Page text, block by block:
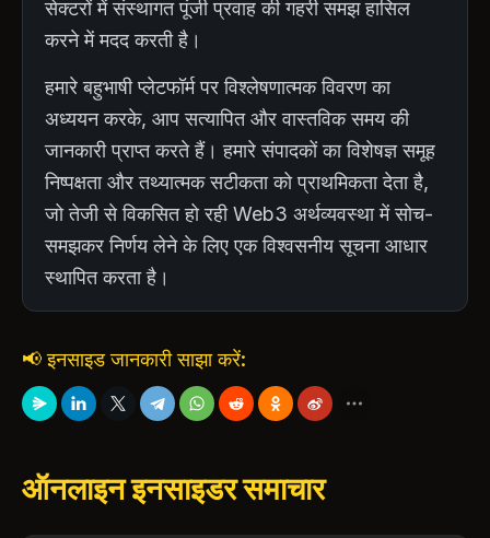
सेक्टरों में संस्थागत पूंजी प्रवाह की गहरी समझ हासिल
करने में मदद करती है।
हमारे बहुभाषी प्लेटफॉर्म पर विश्लेषणात्मक विवरण का
अध्ययन करके, आप सत्यापित और वास्तविक समय की
जानकारी प्राप्त करते हैं। हमारे संपादकों का विशेषज्ञ समूह
निष्पक्षता और तथ्यात्मक सटीकता को प्राथमिकता देता है,
जो तेजी से विकसित हो रही Web3 अर्थव्यवस्था में सोच-
समझकर निर्णय लेने के लिए एक विश्वसनीय सूचना आधार
स्थापित करता है।
📢 इनसाइड जानकारी साझा करें:
ऑनलाइन इनसाइडर समाचार